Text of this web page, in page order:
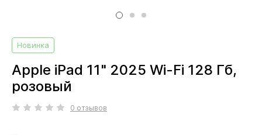
Новинка
Apple iPad 11" 2025 Wi-Fi 128 Гб,
розовый
0 отзывов